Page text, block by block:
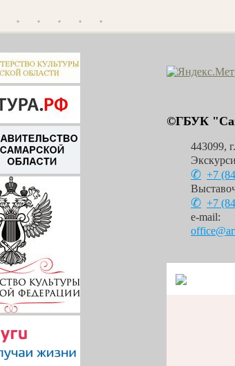
©ГБУК
443099,
+7
+7
e-mail: